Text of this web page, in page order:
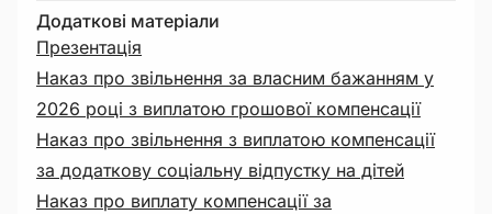
Додаткові матеріали
Презентація
Наказ про звільнення за власним бажанням у
2026 році з виплатою грошової компенсації
Наказ про звільнення з виплатою компенсації
за додаткову соціальну відпустку на дітей
Наказ про виплату компенсації за